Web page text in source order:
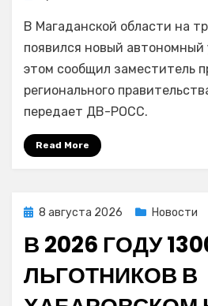
В Магаданской области на
появился новый автономный
этом сообщил заместитель
регионального
передает ДВ-РОСС.
Read More
Posted
8 августа 2026 Новости
В 2026 ГОДУ
ЛЬГОТНИКОВ В